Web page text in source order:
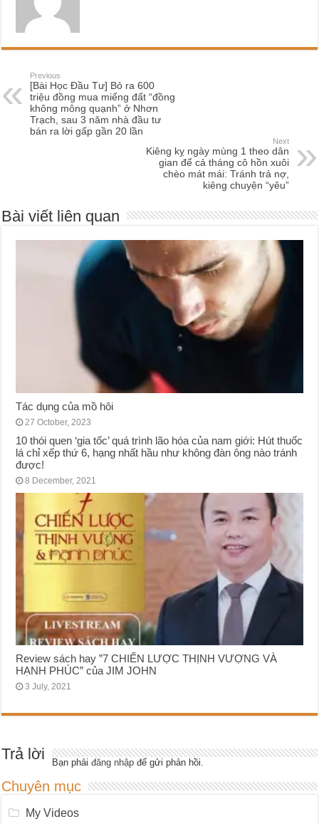
Previous
[Bài Học Đầu Tư] Bỏ ra 600
triệu đồng mua miếng đất “đồng
không mông quạnh” ở Nhơn
Trạch, sau 3 năm nhà đầu tư
bán ra lời gấp gần 20 lần
Next
Kiêng kỵ ngày mùng 1 theo dân
gian để cả tháng cô hồn xuôi
chèo mát mái: Tránh trả nợ,
kiêng chuyện “yêu”
Bài viết liên quan
Tác dụng của mồ hôi
27 October, 2023
10 thói quen ‘gia tốc’ quá trình lão hóa của nam giới: Hút thuốc
lá chỉ xếp thứ 6, hạng nhất hầu như không đàn ông nào tránh
được!
8 December, 2021
Review sách hay ”7 CHIẾN LƯỢC THỊNH VƯỢNG VÀ
HẠNH PHÚC” của JIM JOHN
3 July, 2021
Trả lời Bạn phảiđăng nhập để gửi phản hồi.
Chuyên mục
My Videos